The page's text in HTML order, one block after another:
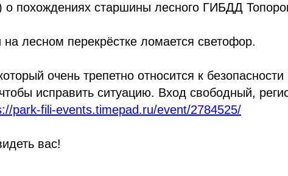
о похождениях старшины лесного ГИБДД
на лесном перекрёстке ломается светофор.
очень трепетно относится к безопасности
исправить ситуацию. Вход свободный,
park-fili-events.timepad.ru/event/2784525/
вас!